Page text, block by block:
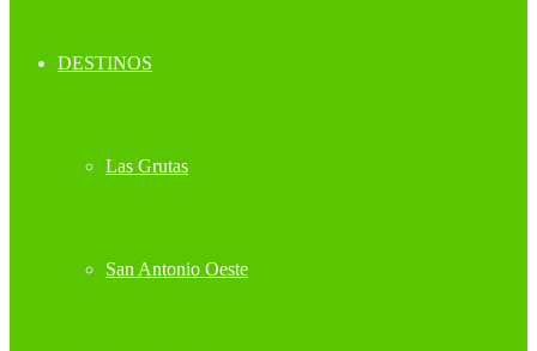
DESTINOS
Las Grutas
San Antonio Oeste